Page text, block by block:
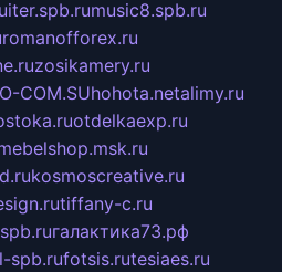
music8.spb.ru
romanofforex.ru
zosikamery.ru
COM.SUhohota.netalimy.ru
otdelkaexp.ru
kosmoscreative.ru
tiffany-c.ru
галактика73.рф
spb.rufotsis.rutesiaes.ru